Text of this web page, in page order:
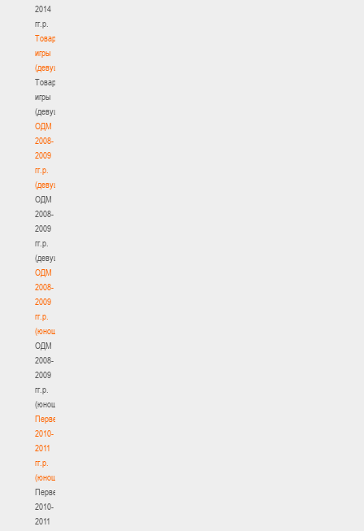
2014
гг.р.
Товарищеские
игры
(девушки)
Товарищеские
игры
(девушки)
ОДМ
2008-
2009
гг.р.
(девушки)
ОДМ
2008-
2009
гг.р.
(девушки)
ОДМ
2008-
2009
гг.р.
(юноши)
ОДМ
2008-
2009
гг.р.
(юноши)
Первенство
2010-
2011
гг.р.
(юноши)
Первенство
2010-
2011